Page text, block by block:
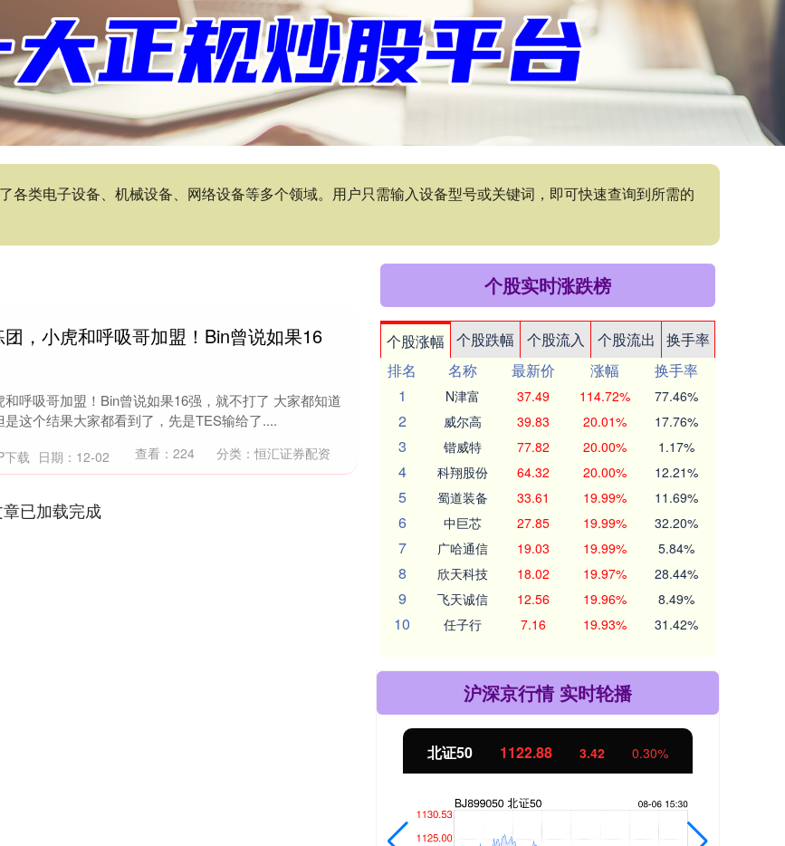
各类电子设备、机械设备、网络设备等多个领域。用户只需输入设备型号或关键词，即可快速查询到所需的
，小虎和呼吸哥加盟！Bin曾说如果16
呼吸哥加盟！Bin曾说如果16强，就不打了 大家都知道
这个结果大家都看到了，先是TES输给了....
下载 日期：12-02 查看： 224 分类：恒汇证券配资
已加载完成
个股实时涨跌榜
个股涨幅 个股跌幅 个股流入 个股流出
换手率
排名
名称 最新价 涨幅
换手率
1
N津富 37.49 114.72% 77.46%
2 威尔高 39.83 20.01% 17.76%
3 锴威特 77.82 20.00% 1.17%
4 科翔股份 64.32 20.00% 12.21%
5 蜀道装备 33.61 19.99% 11.69%
6 中巨芯 27.85 19.99% 32.20%
7 广哈通信 19.03 19.99% 5.84%
8 欣天科技 18.02 19.97% 28.44%
9 飞天诚信 12.56 19.96% 8.49%
10 任子行 7.16 19.93% 31.42%
沪深京行情 实时轮播
北证50 1122.88 3.42 0.30%